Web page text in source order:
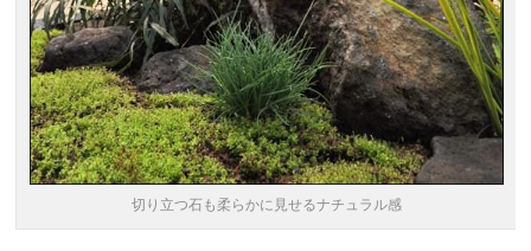
切り立つ石も柔らかに見せるナチュラル感